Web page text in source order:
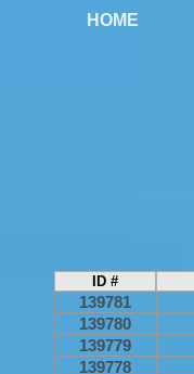
HOME
ID #
139781
139780
139779
139778